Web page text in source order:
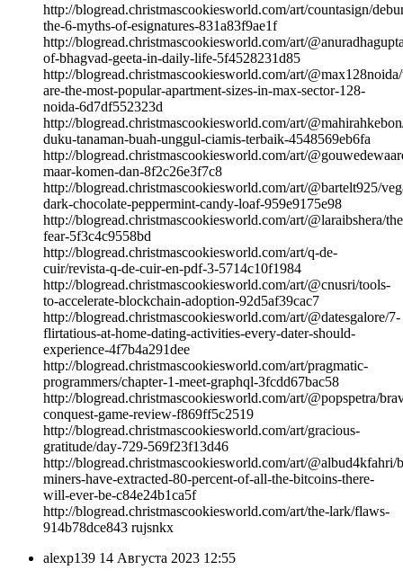
http://blogread.christmascookiesworld.com/art/countasign/
the-6-myths-of-esignatures-831a83f9ae1f
http://blogread.christmascookiesworld.com/art/
of-bhagvad-geeta-in-daily-life-5f4528231d85
http://blogread.christmascookiesworld.com/art/
are-the-most-popular-apartment-sizes-in-max-sector-128-
noida-6d7df552323d
http://blogread.christmascookiesworld.com/art/
duku-tanaman-buah-unggul-ciamis-terbaik-4548569eb6fa
http://blogread.christmascookiesworld.com/art/
maar-komen-dan-8f2c26e3f7c8
http://blogread.christmascookiesworld.com/art/@bartelt925/
dark-chocolate-peppermint-candy-loaf-959e9175e98
http://blogread.christmascookiesworld.com/art/@laraibshera/
fear-5f3c4c9558bd
http://blogread.christmascookiesworld.com/art/q-de-
cuir/revista-q-de-cuir-en-pdf-3-5714c10f1984
http://blogread.christmascookiesworld.com/art/@cnusri/tools-
to-accelerate-blockchain-adoption-92d5af39cac7
http://blogread.christmascookiesworld.com/art/@datesgalore/7-
flirtatious-at-home-dating-activities-every-dater-should-
experience-4f7b4a291dee
http://blogread.christmascookiesworld.com/art/pragmatic-
programmers/chapter-1-meet-graphql-3fcdd67bac58
http://blogread.christmascookiesworld.com/art/@popspetra/
conquest-game-review-f869ff5c2519
http://blogread.christmascookiesworld.com/art/gracious-
gratitude/day-729-569f23f13d46
http://blogread.christmascookiesworld.com/art/@albud4kfahri/
miners-have-extracted-80-percent-of-all-the-bitcoins-there-
will-ever-be-c84e24b1ca5f
http://blogread.christmascookiesworld.com/art/the-lark/flaws-
914b78dce843 rujsnkx
alexp139 14 Августа 2023 12:55